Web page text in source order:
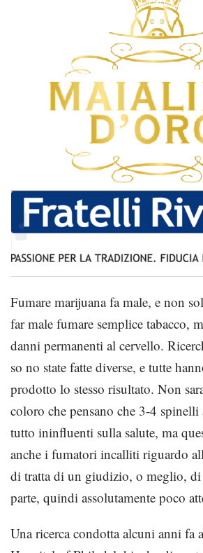
Fumare marijuana fa male, e non
far male fumare semplice tabacco,
danni permanenti al cervello.
so no state fatte diverse, e tutte
prodotto lo stesso risultato. Non
coloro che pensano che 3-4
tutto ininfluenti sulla salute, ma
anche i fumatori incalliti riguardo
di tratta di un giudizio, o meglio,
parte, quindi assolutamente poco
Una ricerca condotta alcuni anni fa